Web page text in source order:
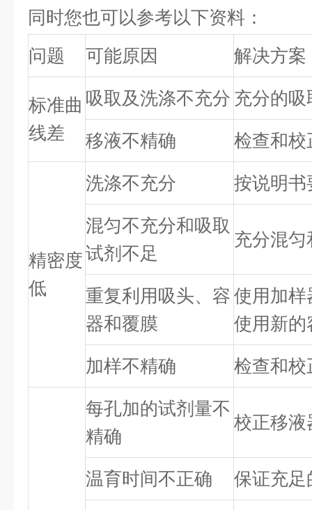
同时您也可以参考以下资料：
问题
可能原因 解决方案
标准曲
线差
吸取及洗涤不充分 充分的
移液不精确 检查和校
精密度
低
洗涤不充分 按说明书
混匀不充分和吸取
试剂不足
充分混
重复利用吸头、容
器和覆膜
使用加样
使用新的
加样不精确 检查和校
每孔加的试剂量不
精确
校正移液
温育时间不正确 保证充足